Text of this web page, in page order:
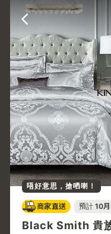
唔好意思，搶哂喇！
商家直送 預計 10
Black Smith 貴